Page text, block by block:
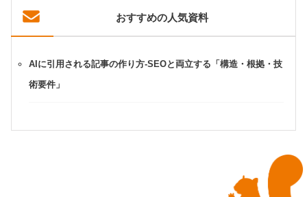
おすすめの人気資料
AIに引用される記事の作り方-SEOと両立する「構造・根拠・技
術要件」